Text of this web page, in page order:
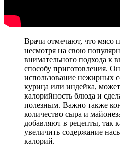
Врачи отмечают, что мясо
несмотря на свою
внимательного подхода к
способу приготовления.
использование нежирных
курица или индейка,
калорийность блюда и
полезным. Важно также
количество сыра и
добавляют в рецепты, так
увеличить содержание
калорий.